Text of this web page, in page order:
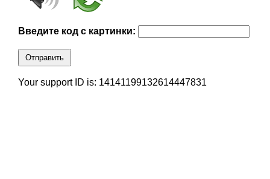
Введите код с картинки:
Отправить
Your support ID is: 14141199132614447831